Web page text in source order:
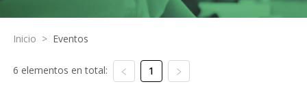
Inicio > Eventos
6 elementos en total: 1